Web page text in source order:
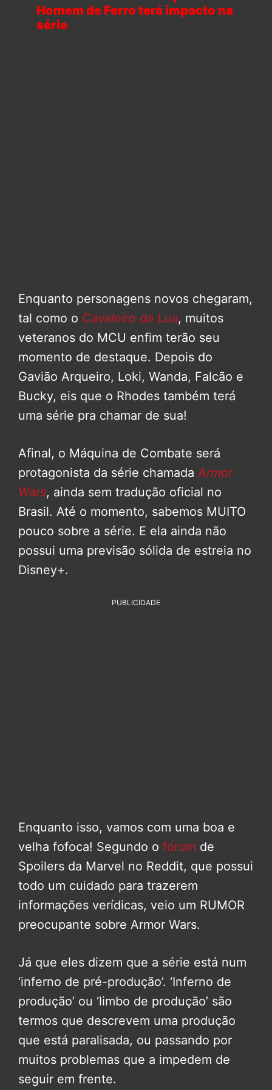
Homem de Ferro terá impacto na
série
Enquanto personagens novos chegaram,
tal como o Cavaleiro da Lua, muitos
veteranos do MCU enfim terão seu
momento de destaque. Depois do
Gavião Arqueiro, Loki, Wanda, Falcão e
Bucky, eis que o Rhodes também terá
uma série pra chamar de sua!
Afinal, o Máquina de Combate será
protagonista da série chamada Armor
Wars, ainda sem tradução oficial no
Brasil. Até o momento, sabemos MUITO
pouco sobre a série. E ela ainda não
possui uma previsão sólida de estreia no
Disney+.
PUBLICIDADE
Enquanto isso, vamos com uma boa e
velha fofoca! Segundo o fórum de
Spoilers da Marvel no Reddit, que possui
todo um cuidado para trazerem
informações verídicas, veio um RUMOR
preocupante sobre Armor Wars.
Já que eles dizem que a série está num
‘inferno de pré-produção’. ‘Inferno de
produção’ ou ‘limbo de produção’ são
termos que descrevem uma produção
que está paralisada, ou passando por
muitos problemas que a impedem de
seguir em frente.